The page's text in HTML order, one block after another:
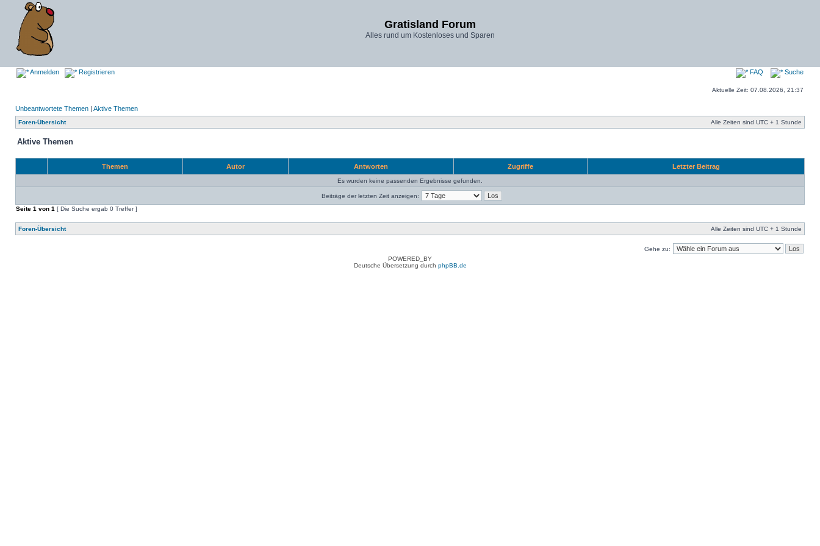
Gratisland Forum
Alles rund um Kostenloses und Sparen
Anmelden Registrieren FAQ Suche
Aktuelle Zeit: 07.08.2026, 21:37
Unbeantwortete Themen | Aktive Themen
Foren-Übersicht Alle Zeiten sind UTC + 1 Stunde
Aktive Themen
Themen Autor Antworten Zugriffe Letzter Beitrag
Es wurden keine passenden Ergebnisse gefunden.
Beiträge der letzten Zeit anzeigen:
Seite 1 von 1 [ Die Suche ergab 0 Treffer ]
Foren-Übersicht Alle Zeiten sind UTC + 1 Stunde
Gehe zu:
POWERED_BY
Deutsche Übersetzung durch phpBB.de